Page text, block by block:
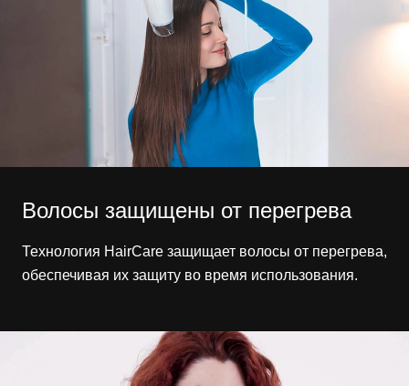
Волосы защищены от перегрева
Технология HairCare защищает волосы от перегрева,
обеспечивая их защиту во время использования.